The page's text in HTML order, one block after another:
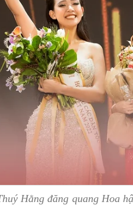
Hằng đăng quang Hoa